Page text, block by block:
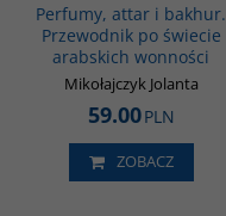
Perfumy, attar i bakhur.
Przewodnik po świecie
arabskich wonności
Mikołajczyk Jolanta
59.00PLN
ZOBACZ